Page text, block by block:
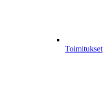
Toimitukset